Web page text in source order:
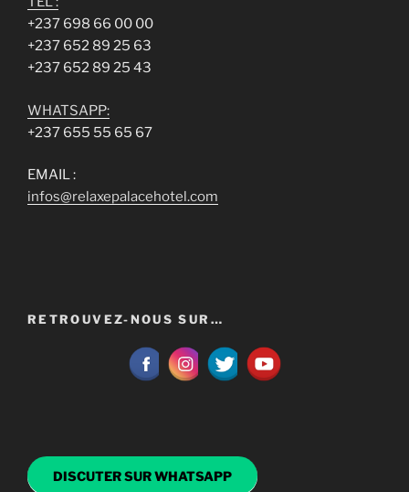
+237 698 66 00 00
+237 652 89 25 63
+237 652 89 25 43
WHATSAPP:
+237 655 55 65 67
EMAIL :
infos@relaxepalacehotel.com
RETROUVEZ-NOUS SUR…
DISCUTER SUR WHATSAPP